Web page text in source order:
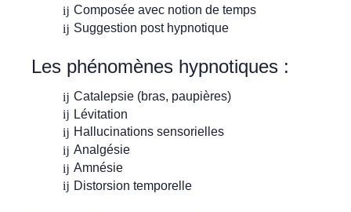
Composée avec notion de temps
Suggestion post hypnotique
Les phénomènes hypnotiques :
Catalepsie (bras, paupières)
Lévitation
Hallucinations sensorielles
Analgésie
Amnésie
Distorsion temporelle